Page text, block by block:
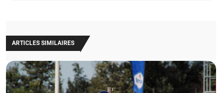
ARTICLES SIMILAIRES